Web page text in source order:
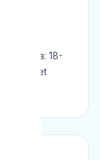
Cerga: 18-
belges et